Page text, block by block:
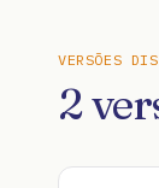
VERSÕES
2